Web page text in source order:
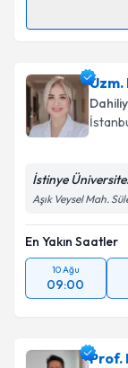
Uzm. Dr.
talebi
için bir
E-posta
Kişisel
Uzm.
İstinye
Aşık Veysel Mah.
En Yakın Saatler
10 Ağu
09:00
Prof.